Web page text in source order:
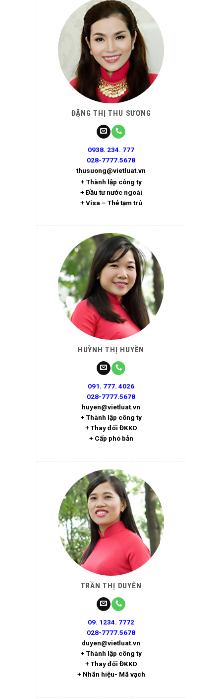
ĐẶNG THỊ THU SƯƠNG
0938. 234. 777
028-7777.5678
thusuong@vietluat.vn
+ Thành lập công ty
+ Đầu tư nước ngoài
+ Visa – Thẻ tạm trú
HUỲNH THỊ HUYỀN
091. 777. 4026
028-7777.5678
huyen@vietluat.vn
+ Thành lập công ty
+ Thay đổi ĐKKD
+ Cấp phó bản
TRẦN THỊ DUYÊN
09. 1234. 7772
028-7777.5678
duyen@vietluat.vn
+ Thành lập công ty
+ Thay đổi ĐKKD
+ Nhãn hiệu- Mã vạch